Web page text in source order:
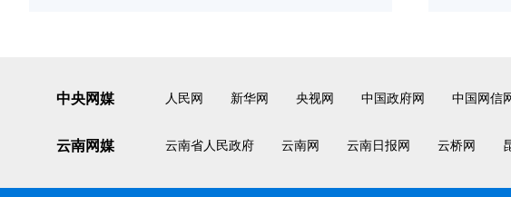
中央网媒 人民网 新华网 央视网 中国政府网 中国网信
云南网媒 云南省人民政府 云南网 云南日报网 云桥网